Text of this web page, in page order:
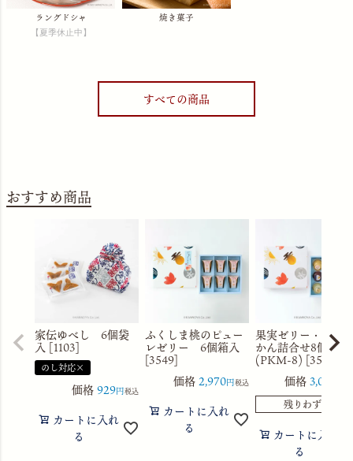
ラングドシャ
【夏季休止中】
焼き菓子
すべての商品
おすすめ商品
家伝ゆべし 6個袋
入 [1103]
のし対応×
価格929 税込
カートに入れ
る
ふくしま桃のピュー
レゼリー 6個箱入
[3549]
価格2,970 税込
カートに入れ
る
果実ゼリー・水よ
かん詰合せ8個箱入
(PKM-8) [3560]
価格3,056
残りわずか
カートに入れ
る